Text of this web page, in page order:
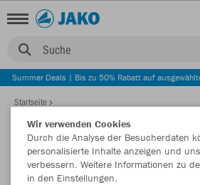
Suche
Summer Deals | Bis zu 50% Rabatt auf
Startseite
Wir verwenden Cookies
Durch die Analyse der Besucherdaten
personalisierte Inhalte anzeigen und
verbessern. Weitere Informationen zu
in den Einstellungen.